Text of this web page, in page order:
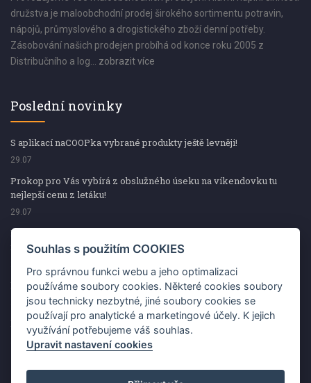
družstva je maloobchodní prodej širokého sortimentu potravin,
nápojů, průmyslového a drogistického zboží denní potřeby.
Zásobování našich prodejen probíhá od konce roku 2005 z
Distribučního a log... zobrazit více
Poslední novinky
S aplikací naCOOPka vybrané produkty ještě levněji!
29.07
Prokop pro Vás vybírá z obslužného úseku na víkendovku tu
nejlepší cenu z letáku!
29.07
Prokop pro Vás vybírá z obslužného úseku na víkendovku tu
nejlepší cenu z letáku!
Kup špekáčky od Váhaly a vyhraj s naCOOPkou sekerku Fiskars
29.07
Prokop pro Vás vybírá na víkendovku ty nejlepší ceny z letáku!
29.07
Souhlas s použitím COOKIES
Pro správnou funkci webu a jeho optimalizaci
používáme soubory cookies. Některé cookies soubory
jsou technicky nezbytné, jiné soubory cookies se
používají pro analytické a marketingové účely. K jejich
využívání potřebujeme váš souhlas.
Upravit nastavení cookies